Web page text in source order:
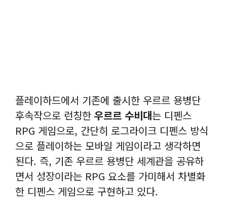
플레이하드에서 기존에 출시한 우르르 용병단
후속작으로 런칭한 우르르 수비대는 디펜스
RPG 게임으로, 간단히 로그라이크 디펜스 방식
으로 플레이하는 모바일 게임이라고 생각하면
된다. 즉, 기존 우르르 용병단 세계관을 공유하
면서 성장이라는 RPG 요소를 가미해서 차별화
한 디펜스 게임으로 구현하고 있다.